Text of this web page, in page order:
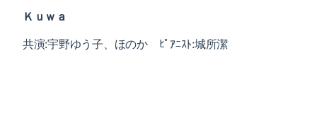
Ｋｕｗａ
共演:宇野ゆう子、ほのか ﾋﾟｱﾆｽﾄ:城所潔